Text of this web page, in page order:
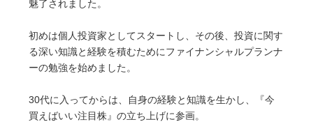
魅了されました。
初めは個人投資家としてスタートし、その後、投資に関す
る深い知識と経験を積むためにファイナンシャルプランナ
ーの勉強を始めました。
30代に入ってからは、自身の経験と知識を生かし、『今
買えばいい注目株』の立ち上げに参画。